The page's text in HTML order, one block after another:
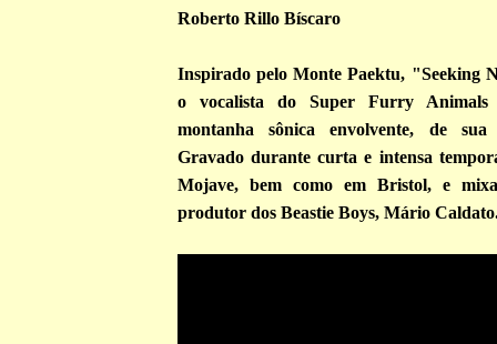
Roberto Rillo Bíscaro
Inspirado pelo Monte Paektu, "Seeking
o vocalista do Super Furry Animals
montanha sônica envolvente, de
Gravado durante curta e intensa
Mojave, bem como em Bristol, e
produtor dos Beastie Boys, Mário